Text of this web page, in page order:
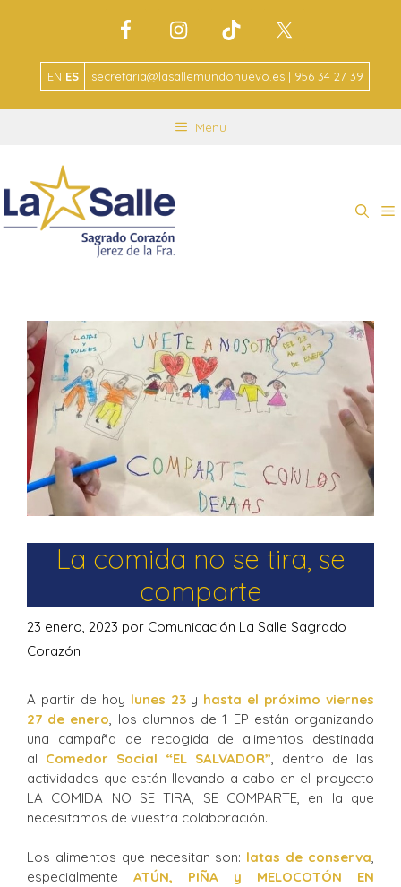
EN ES secretaria@lasallemundonuevo.es | 956 34 27 39
Menu
La comida no se tira, se
comparte
23 enero, 2023 por Comunicación La Salle Sagrado
Corazón
A partir de hoy lunes 23y hasta el próximo viernes
27 de enero, los alumnos de 1 EP están organizando
una campaña de recogida de alimentos destinada
al Comedor Social “EL SALVADOR”, dentro de las
actividades que están llevando a cabo en el proyecto
LA COMIDA NO SE TIRA, SE COMPARTE, en la que
necesitamos de vuestra colaboración.
Los alimentos que necesitan son: latas de conserva,
especialmente ATÚN, PIÑA y MELOCOTÓN EN